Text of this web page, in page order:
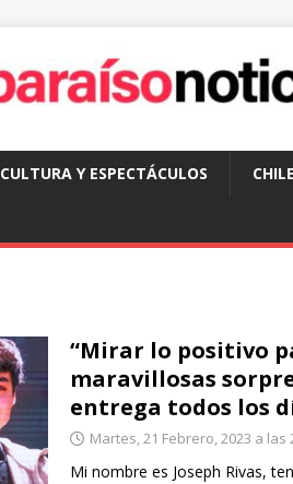
CULTURA Y ESPECTÁCULOS
“Mirar lo positivo
maravillosas
entrega todos los
Martes, 21 Febrero, 2023 a las
Mi nombre es Joseph Rivas,